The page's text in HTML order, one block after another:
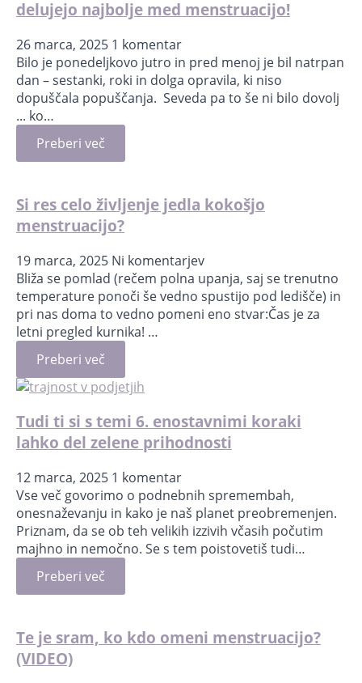
delujejo najbolje med menstruacijo!
26 marca, 2025 1 komentar
Bilo je ponedeljkovo jutro in pred menoj je bil natrpan
dan – sestanki, roki in dolga opravila, ki niso
dopuščala popuščanja. Seveda pa to še ni bilo dovolj
... ko…
Preberi več
Si res celo življenje jedla kokošjo
menstruacijo?
19 marca, 2025 Ni komentarjev
Bliža se pomlad (rečem polna upanja, saj se trenutno
temperature ponoči še vedno spustijo pod ledišče) in
pri nas doma to vedno pomeni eno stvar:Čas je za
letni pregled kurnika! …
Preberi več
Tudi ti si s temi 6. enostavnimi koraki
lahko del zelene prihodnosti
12 marca, 2025 1 komentar
Vse več govorimo o podnebnih spremembah,
onesnaževanju in kako je naš planet preobremenjen.
Priznam, da se ob teh velikih izzivih včasih počutim
majhno in nemočno. Se s tem poistovetiš tudi…
Preberi več
Te je sram, ko kdo omeni menstruacijo?
(VIDEO)